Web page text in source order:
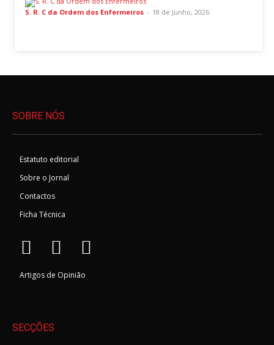
S. R. C da Ordem dos Enfermeiros - 18 de Junho, 2026
SOBRE NÓS
Estatuto editorial
Sobre o Jornal
Contactos
Ficha Técnica
Artigos de Opinião
SECÇÕES